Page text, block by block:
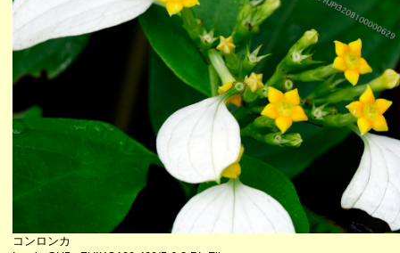
コンロンカ